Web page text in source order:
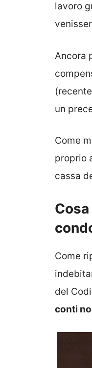
lavoro
Ancora
un
Come
proprio
cassa
Come
del
conti